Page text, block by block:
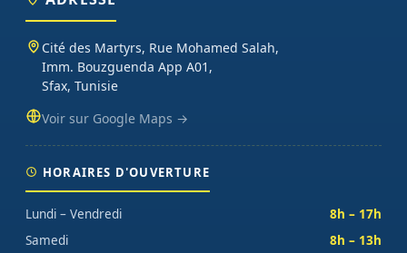
beyond the mere textual, hierarchies of information, weight,
have visual and emotional appeal to the reader.
Cité des Martyrs, Rue Mohamed Salah,
Imm. Bouzguenda App A01,
Sfax, Tunisie
Voir sur Google Maps →
HORAIRES D'OUVERTURE
Lundi – Vendredi
8h – 17h
Samedi
8h – 13h